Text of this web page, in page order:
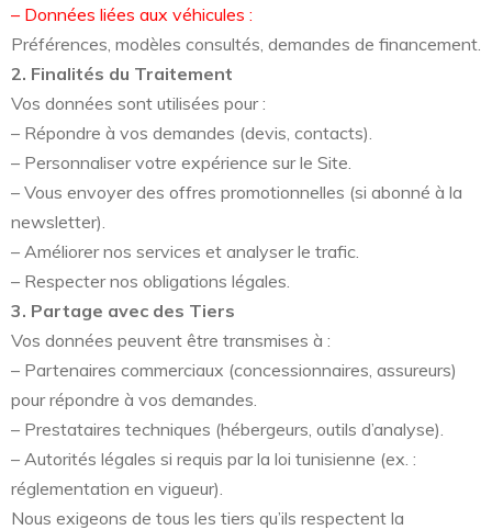
– Données liées aux véhicules :
Préférences, modèles consultés, demandes de financement.
2. Finalités du Traitement
Vos données sont utilisées pour :
– Répondre à vos demandes (devis, contacts).
– Personnaliser votre expérience sur le Site.
– Vous envoyer des offres promotionnelles (si abonné à la
newsletter).
– Améliorer nos services et analyser le trafic.
– Respecter nos obligations légales.
3. Partage avec des Tiers
Vos données peuvent être transmises à :
– Partenaires commerciaux (concessionnaires, assureurs)
pour répondre à vos demandes.
– Prestataires techniques (hébergeurs, outils d’analyse).
– Autorités légales si requis par la loi tunisienne (ex. :
réglementation en vigueur).
Nous exigeons de tous les tiers qu’ils respectent la